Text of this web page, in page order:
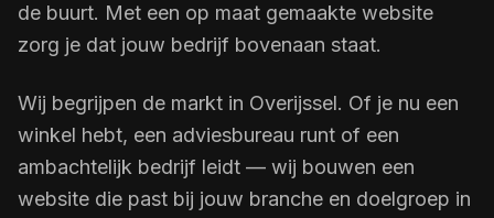
de buurt. Met een op maat gemaakte website
zorg je dat jouw bedrijf bovenaan staat.
Wij begrijpen de markt in Overijssel. Of je nu een
winkel hebt, een adviesbureau runt of een
ambachtelijk bedrijf leidt — wij bouwen een
website die past bij jouw branche en doelgroep in